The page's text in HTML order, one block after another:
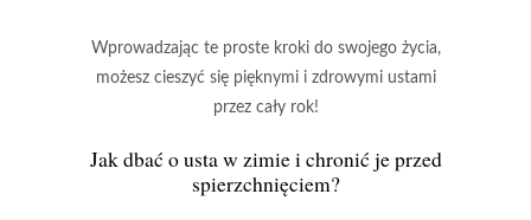
Wprowadzając te proste kroki do swojego życia,
możesz cieszyć się pięknymi i zdrowymi ustami
przez cały rok!
Jak dbać o usta w zimie i chronić je przed
spierzchnięciem?